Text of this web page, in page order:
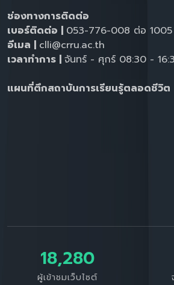
ช่องทางการติดต่อ
เบอร์ติดต่อ | 053-776-008 ต่อ 1005
อีเมล | clli@crru.ac.th
เวลาทำการ | จันทร์ - ศุกร์ 08:30 -
แผนที่ตึกสถาบันการเรียนรู้ตลอดชีวิต
18,280
ผู้เข้าชมเว็บไซต์